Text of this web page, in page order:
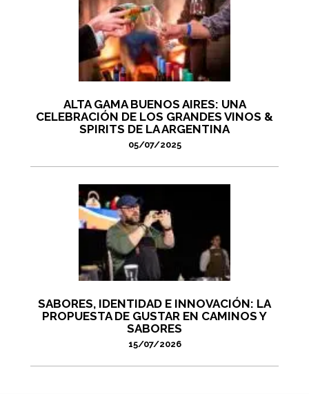
ALTA GAMA BUENOS AIRES: UNA
CELEBRACIÓN DE LOS GRANDES VINOS &
SPIRITS DE LA ARGENTINA
05/07/2025
SABORES, IDENTIDAD E INNOVACIÓN: LA
PROPUESTA DE GUSTAR EN CAMINOS Y
SABORES
15/07/2026